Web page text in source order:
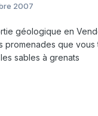
2007
géologique en
promenades que
sables à grenats